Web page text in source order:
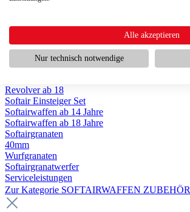
Scharfschützengewehr ab 18
Softair Pistolen
Softair Pistolen elektrisch ab 14
Softair Pistolen Federdruck ab 14
Softair Pistolen HPA Luftdruck ab 18
Revolver ab 18
Softair Einsteiger Set
Softairwaffen ab 14 Jahre
Softairwaffen ab 18 Jahre
Softairgranaten
40mm
Wurfgranaten
Softairgranatwerfer
Serviceleistungen
Zur Kategorie SOFTAIRWAFFEN ZUBEHÖR
Alle akzeptieren
Nur technisch notwendige